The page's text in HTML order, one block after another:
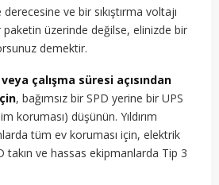
ve bir sıkıştırma voltajı
paketin üzerinde değilse, elinizde bir
demektir.
çalışma süresi açısından
, bağımsız bir SPD yerine bir UPS
koruması) düşünün. Yıldırım
tüm ev koruması için, elektrik
takın ve hassas ekipmanlarda Tip 3